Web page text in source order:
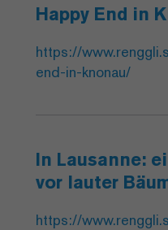
Happy End in
https://
end-in-knonau/
In Lausanne:
vor lauter
https://